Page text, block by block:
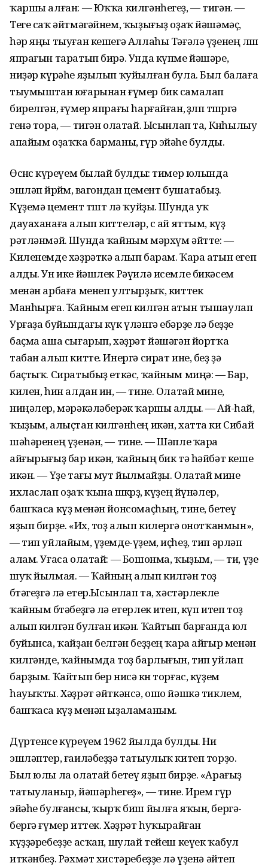
ҡаршы алған: — Юҡҡа килгәнһегеҙ, — тигән. —
Теге саҡ әйтмәгәйнем, ҡыҙығыҙ оҙаҡ йәшәмәҫ,
һәр яңы тыуған кешегә Аллаһы Тәғәлә үҙенең өлөш
япрағын таратып бирә. Унда күпме йәшәре,
ниҙәр күрәһе яҙылып ҡуйылған була. Был балаға
тыумыштан юғарынан ғүмер бик самалап
бирелгән, ғүмер япрағы һарғайған, өҙөлөп төшөргә
генә тора, — тигән олатай. Ысынлап та, Көнһылыу
апайым оҙаҡҡа барманы, гүр эйәһе булды.
Өсөнсө күреүем былай булды: тимер юлында
эшләп йөрөйөм, вагондан цемент бушатабыҙ.
Күҙемә цемент төштө лә ҡуйҙы. Шунда уҡ
дауаханаға алып киттеләр, өс ай яттым, күҙ
рәтләнмәй. Шунда ҡайным мәрхүм әйтте: —
Киленемде хәҙрәткә алып барам. Ҡара атын егеп
алды. Ун ике йәшлек Рәүилә исемле бикәсем
менән арбаға менеп ултырҙыҡ, киттек
Манһырға. Ҡайным егеп килгән атын тышаулап
Урғаҙа буйындағы күк үләнгә ебәрҙе лә беҙҙе
баҫма аша сығарып, хәҙрәт йәшәгән йортҡа
табан алып китте. Инергә сират ине, беҙ ҙә
баҫтыҡ. Сиратыбыҙ еткәс, ҡайным миңә: — Бар,
килен, һин алдан ин, — тине. Олатай мине,
ниңәлер, мәрәкәләберәк ҡаршы алды. — Ай-һай,
ҡыҙым, алыҫтан килгәнһең икән, хатта ки Сибай
шәһәренең үҙенән, — тине. — Шәпле ҡара
айғырығыҙ бар икән, ҡайның бик тә һәйбәт кеше
икән. — Үҙе тағы мут йылмайҙы. Олатай мине
ихласлап оҙаҡ ҡына өшкөрҙө, күҙең йүнәлер,
башҡаса күҙ менән йонсомаҫһың, тине, бетеү
яҙып бирҙе. «Их, тоҙ алып килергә онотҡанмын»,
— тип уйлайым, үҙемде-үҙем, иҫһеҙ, тип әрләп
алам. Уғаса олатай: — Бошонма, ҡыҙым, — ти, үҙе
шуҡ йылмая. — Ҡайның алып килгән тоҙ
бөтәгеҙгә лә етер.Ысынлап та, хәстәрлекле
ҡайным бөтәбеҙгә лә етерлек итеп, күп итеп тоҙ
алып килгән булған икән. Ҡайтып барғанда юл
буйынса, ҡайҙан белгән беҙҙең ҡара айғыр менән
килгәнде, ҡайнымда тоҙ барлығын, тип уйлап
барҙым. Ҡайтып бер нисә көн торғас, күҙем
һауыҡты. Хәҙрәт әйткәнсә, ошо йәшкә тиклем,
башҡаса күҙ менән ыҙаламаным.
Дүртенсе күреүем 1962 йылда булды. Ни
эшләптер, ғаиләбеҙҙә татыулыҡ китеп торҙо.
Был юлы ла олатай бетеү яҙып бирҙе. «Арағыҙ
татыуланыр, йәшәрһегеҙ», — тине. Ирем гүр
эйәһе булғансы, ҡырҡ биш йылға яҡын, бергә-
бергә ғүмер иттек. Хәҙрәт һуҡырайған
күҙҙәребеҙҙе асҡан, шулай тейеш кеүек ҡабул
иткәнбеҙ. Рәхмәт хистәребеҙҙе лә үҙенә әйтеп